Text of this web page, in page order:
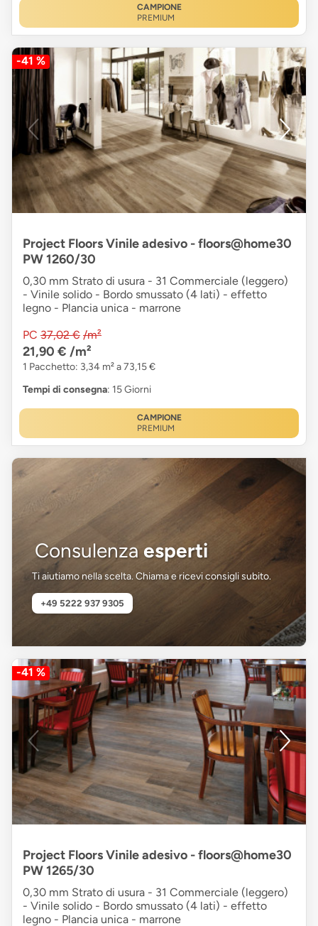
CAMPIONE
PREMIUM
-41 %
Project Floors Vinile adesivo - floors@home30
PW 1260/30
0,30 mm Strato di usura - 31 Commerciale (leggero)
- Vinile solido - Bordo smussato (4 lati) - effetto
legno - Plancia unica - marrone
PC 37,02 € /m²
21,90 € /m²
1 Pacchetto: 3,34 m² a 73,15 €
Tempi di consegna: 15 Giorni
CAMPIONE
PREMIUM
Consulenza esperti
Ti aiutiamo nella scelta. Chiama e ricevi consigli subito.
+49 5222 937 9305
-41 %
Project Floors Vinile adesivo - floors@home30
PW 1265/30
0,30 mm Strato di usura - 31 Commerciale (leggero)
- Vinile solido - Bordo smussato (4 lati) - effetto
legno - Plancia unica - marrone